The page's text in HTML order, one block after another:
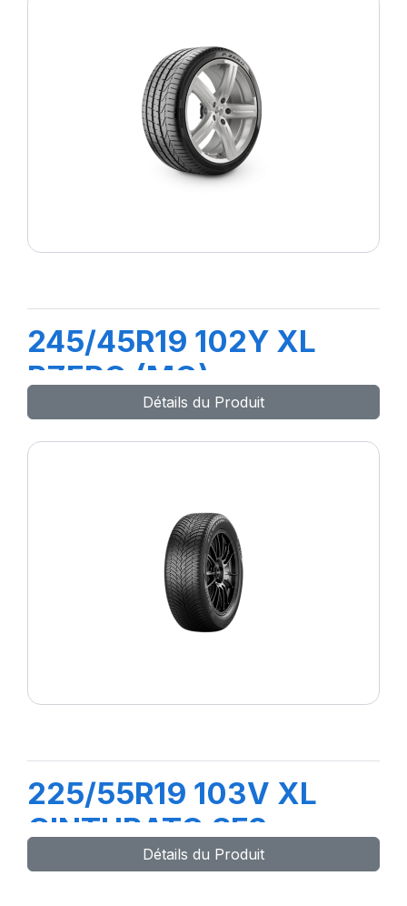
245/45R19 102Y XL
PZERO (MO)
Détails du Produit
225/55R19 103V XL
CINTURATO SF3
Détails du Produit